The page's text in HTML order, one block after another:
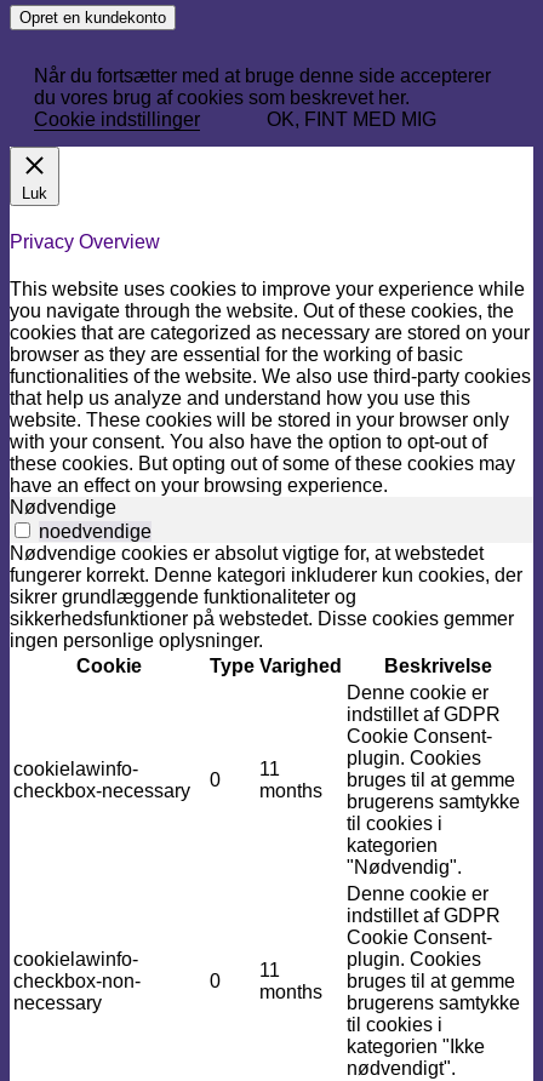
Opret en kundekonto
Når du fortsætter med at bruge denne side accepterer
du vores brug af cookies som beskrevet her.
Cookie indstillinger
OK, FINT MED MIG
Luk
Privacy Overview
This website uses cookies to improve your experience while
you navigate through the website. Out of these cookies, the
cookies that are categorized as necessary are stored on your
browser as they are essential for the working of basic
functionalities of the website. We also use third-party cookies
that help us analyze and understand how you use this
website. These cookies will be stored in your browser only
with your consent. You also have the option to opt-out of
these cookies. But opting out of some of these cookies may
have an effect on your browsing experience.
Nødvendige
noedvendige
Nødvendige cookies er absolut vigtige for, at webstedet
fungerer korrekt. Denne kategori inkluderer kun cookies, der
sikrer grundlæggende funktionaliteter og
sikkerhedsfunktioner på webstedet. Disse cookies gemmer
ingen personlige oplysninger.
Cookie
Type Varighed Beskrivelse
cookielawinfo-
checkbox-necessary
0
11
months
Denne cookie er
indstillet af GDPR
Cookie Consent-
plugin. Cookies
bruges til at gemme
brugerens samtykke
til cookies i
kategorien
"Nødvendig".
cookielawinfo-
checkbox-non-
necessary
0
11
months
Denne cookie er
indstillet af GDPR
Cookie Consent-
plugin. Cookies
bruges til at gemme
brugerens samtykke
til cookies i
kategorien "Ikke
nødvendigt".